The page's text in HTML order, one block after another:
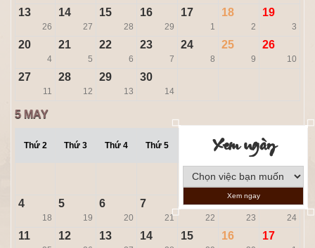
Xem ngày
Xem ngay
13
26
14
27
15
28
16
29
17
1
18
2
19
3
20
4
21
5
22
6
23
7
24
8
25
9
26
10
27
11
28
12
29
13
30
14
5 MAY
Thứ 2 Thứ 3 Thứ 4 Thứ 5 Thứ 7
nhật
15
2
16 17
4
18
5
19
6
20
7
21
8
22
9
23
10
24
11 12 13 14 15 16 17